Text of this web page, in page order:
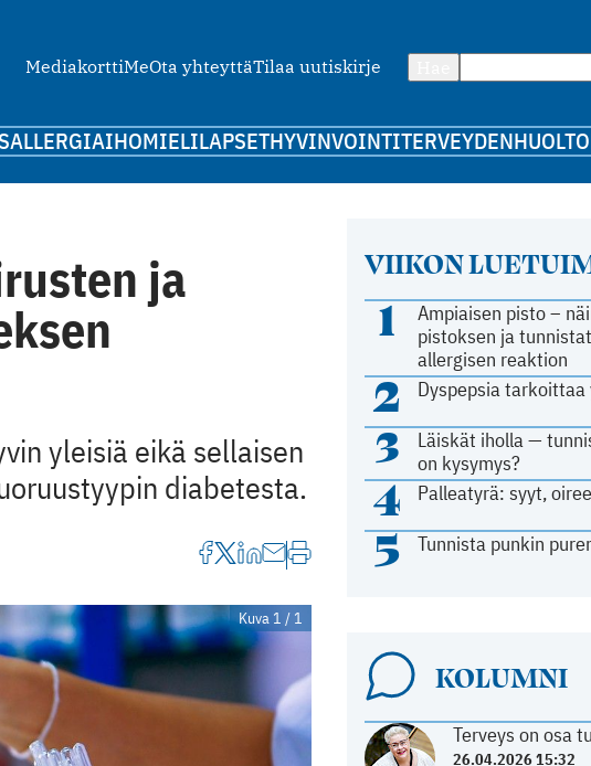
MediakorttiMeOta yhteyttäTilaa uutiskirje
ALLERGIAIHOMIELILAPSETHYVINVOINTITERVEYDENHUOLTO
VIIKON
1
Ampiaisen pisto –
pistoksen ja
allergisen reaktion
2 Dyspepsia
3
Läiskät iholla —
on kysymys?
4 Palleatyrä: syyt,
5 Tunnista punkin
KOLUMNI
Terveys on osa
26.04.2026 15:32
ja
yleisiä eikä sellaisen
diabetesta.
Kuva 1 / 1